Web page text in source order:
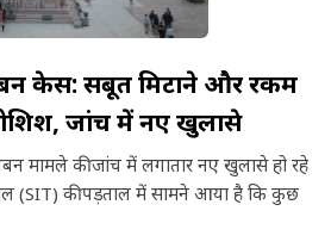
केस: सबूत मिटाने और रकम
जांच में नए खुलासे
मामले की जांच में लगातार नए खुलासे हो रहे
(SIT) की पड़ताल में सामने आया है कि कुछ